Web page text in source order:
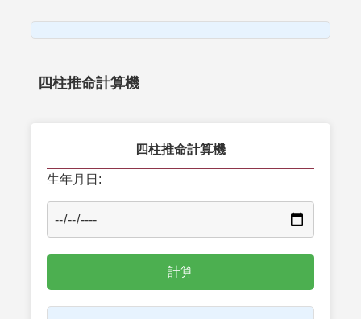
四柱推命計算機
四柱推命計算機
生年月日: